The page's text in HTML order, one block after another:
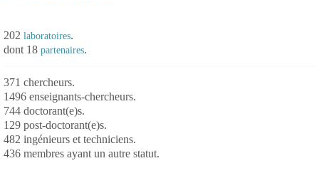
202 laboratoires.
dont 18 partenaires.
371 chercheurs.
1496 enseignants-chercheurs.
744 doctorant(e)s.
129 post-doctorant(e)s.
482 ingénieurs et techniciens.
436 membres ayant un autre statut.